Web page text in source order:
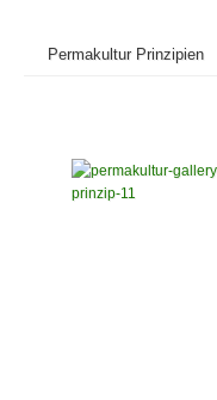
Permakultur Prinzipien